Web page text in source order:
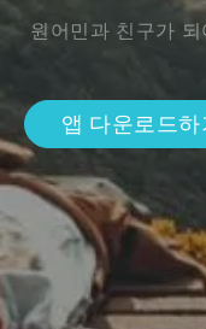
원어민과 친구가
앱 다운로드하